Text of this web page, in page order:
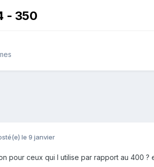
- 350
le 9 janvier
pour ceux qui l utilise par rapport au 400 ?